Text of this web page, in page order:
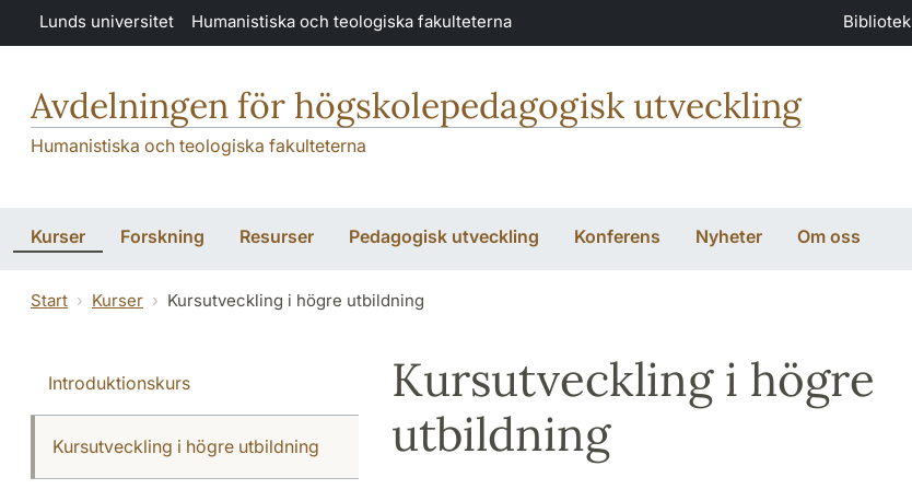
Hoppa till huvudinnehåll
Lunds universitet Humanistiska och teologiska fakulteterna Bibliotek
Avdelningen för högskolepedagogisk utveckling
Humanistiska och teologiska fakulteterna
Kurser Forskning Resurser Pedagogisk utveckling Konferens Nyheter Om oss
Start Kurser Kursutveckling i högre utbildning
Introduktionskurs
Kursutveckling i högre utbildning
Kursutveckling i högre
utbildning